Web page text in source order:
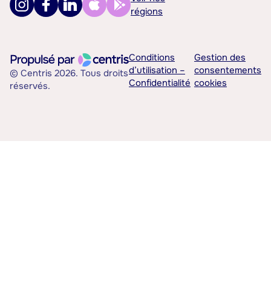
régions
© Centris 2026. Tous droits
réservés.
Conditions
d’utilisation –
Confidentialité
Gestion des
consentements
cookies